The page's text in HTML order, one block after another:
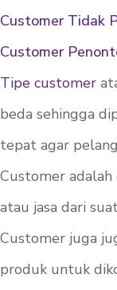
Customer Tidak
Customer
Tipe customer
beda sehingga
tepat agar
Customer
atau jasa dari
Customer juga
produk untuk